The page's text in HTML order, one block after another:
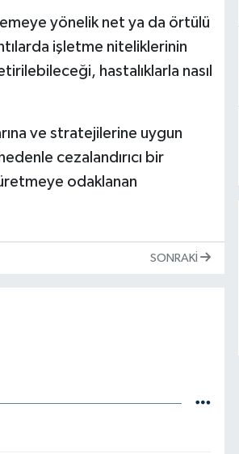
yönelik net ya da örtülü
işletme niteliklerinin
hastalıklarla nasıl
ve stratejilerine uygun
cezalandırıcı bir
odaklanan
SONRAKI